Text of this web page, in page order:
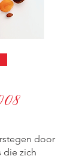
door
die zich